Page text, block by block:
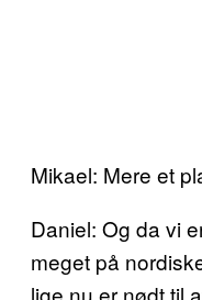
Mikael: Mere et
Daniel: Og da vi
meget på
lige nu er nødt til